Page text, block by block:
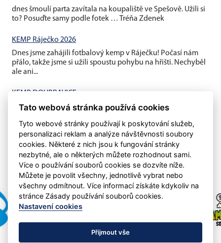
dnes šmoulí parta zavítala na koupaliště ve Spešově. Užili si
to? Posuďte samy podle fotek … Tréňa Zdenek
KEMP Ráječko 2026
Dnes jsme zahájili fotbalový kemp v Ráječku! Počasí nám
přálo, takže jsme si užili spoustu pohybu na hřišti. Nechyběl
ale ani...
KEMP DOUBRAVICE
V pátek jsme ukončili závěrečným fotbalovým minigolfem a
Tato webová stránka používá cookies
Tyto webové stránky používají k poskytování služeb,
personalizaci reklam a analýze návštěvnosti soubory
cookies. Některé z nich jsou k fungování stránky
nezbytné, ale o některých můžete rozhodnout sami.
Více o používání souborů cookies se dozvíte níže.
Můžete je povolit všechny, jednotlivě vybrat nebo
všechny odmítnout. Více informací získáte kdykoliv na
stránce Zásady používání souborů cookies.
Nastavení cookies
Přijmout vše